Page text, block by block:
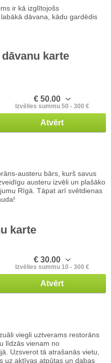
ir kā izglītojošs
dāvana, kādu gardēdis
karte
€ 50.00
Izvēlies summu 50 - 300 €
Atvērt
austeru bārs, kurš savus
austeru izvēli un plašāko
Rīgā. Tāpat arī svētdienas
karte
€ 30.00
Izvēlies summu 10 - 300 €
Atvērt
viegli uztverams restorāns
līdzās vienam no
Uzsverot tā atrašanās vietu,
uz aktīvas atpūtas un dabas